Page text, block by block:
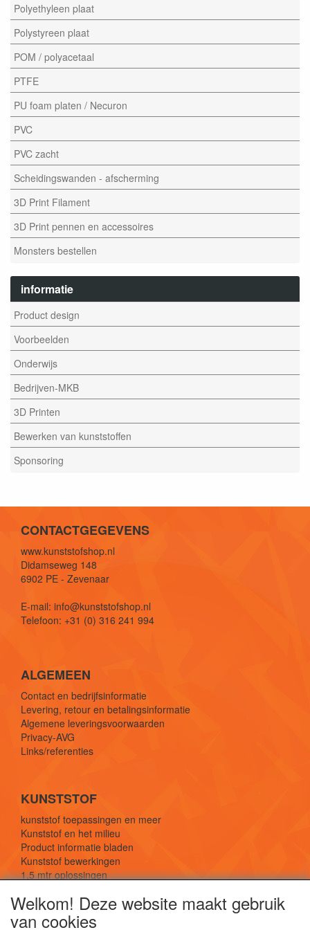
Polyethyleen plaat
Polystyreen plaat
POM / polyacetaal
PTFE
PU foam platen / Necuron
PVC
PVC zacht
Scheidingswanden - afscherming
3D Print Filament
3D Print pennen en accessoires
Monsters bestellen
informatie
Product design
Voorbeelden
Onderwijs
Bedrijven-MKB
3D Printen
Bewerken van kunststoffen
Sponsoring
CONTACTGEGEVENS
www.kunststofshop.nl
Didamseweg 148
6902 PE - Zevenaar
E-mail: info@kunststofshop.nl
Telefoon: +31 (0) 316 241 994
ALGEMEEN
Contact en bedrijfsinformatie
Levering, retour en betalingsinformatie
Algemene leveringsvoorwaarden
Privacy-AVG
Links/referenties
KUNSTSTOF
kunststof toepassingen en meer
Kunststof en het milieu
Product informatie bladen
Kunststof bewerkingen
1,5 mtr oplossingen
Welkom! Deze website maakt gebruik
van cookies